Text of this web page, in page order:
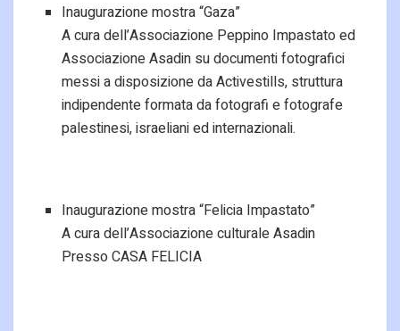
Inaugurazione mostra “Gaza”
A cura dell’Associazione Peppino Impastato ed
Associazione Asadin su documenti fotografici
messi a disposizione da Activestills, struttura
indipendente formata da fotografi e fotografe
palestinesi, israeliani ed internazionali.
Inaugurazione mostra “Felicia Impastato”
A cura dell’Associazione culturale Asadin
Presso CASA FELICIA